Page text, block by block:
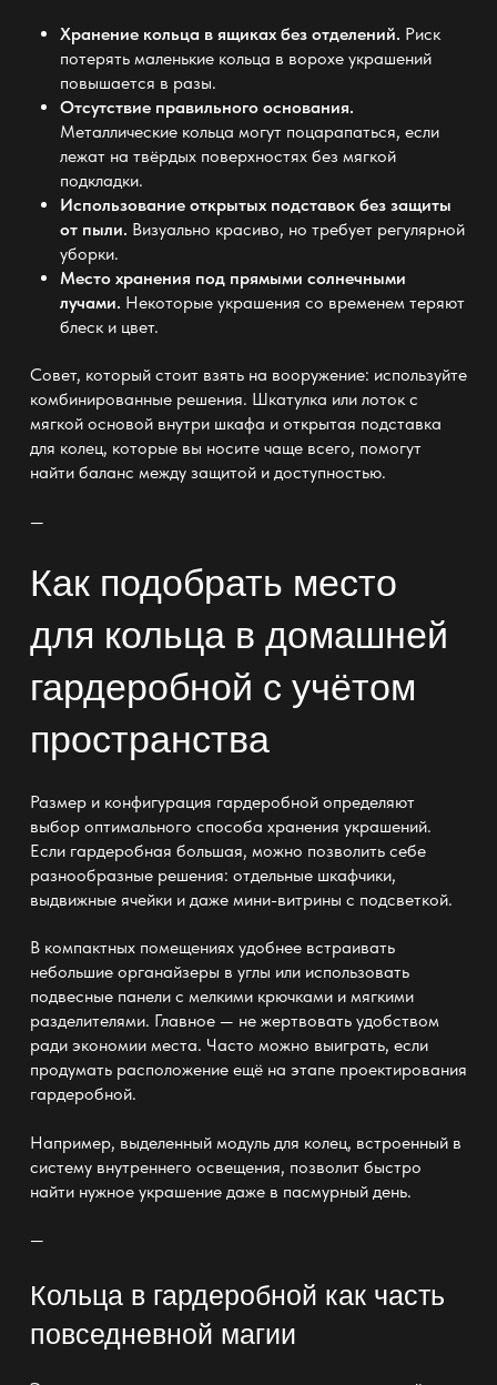
Хранение кольца в ящикахбез отделений. Риск
потерять маленькие кольца в ворохе украшений
повышается в разы.
Отсутствие правильного основания.
Металлические кольца могут поцарапаться, если
лежат на твёрдых поверхностях без мягкой
подкладки.
Использование открытых подставок без защиты
от пыли. Визуально красиво, но требует регулярной
уборки.
Место хранения под прямыми солнечными
лучами. Некоторые украшения со временем теряют
блеск и цвет.
Совет, который стоит взять на вооружение: используйте
комбинированные решения. Шкатулка или лоток с
мягкой основой внутри шкафа и открытая подставка
для колец, которые вы носите чаще всего, помогут
найти баланс между защитой и доступностью.
—
Как подобрать место
для кольца в домашней
гардеробной с учётом
пространства
Размер и конфигурация гардеробной определяют
выбор оптимального способа хранения украшений.
Если гардеробная большая, можно позволить себе
разнообразные решения: отдельные шкафчики,
выдвижные ячейки и даже мини-витрины с подсветкой.
В компактных помещениях удобнее встраивать
небольшие органайзеры в углы или использовать
подвесные панели с мелкими крючкамии мягкими
разделителями. Главное — не жертвовать удобством
ради экономии места. Часто можно выиграть, если
продумать расположение ещё на этапе проектирования
гардеробной.
Например, выделенный модуль для колец, встроенный в
систему внутреннего освещения, позволит быстро
найти нужное украшение даже в пасмурный день.
—
Кольца в гардеробной как часть
повседневной магии